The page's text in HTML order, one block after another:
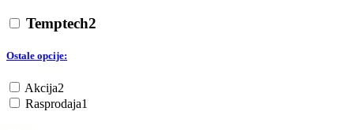
Temptech2
Ostale opcije:
Akcija2
Rasprodaja1